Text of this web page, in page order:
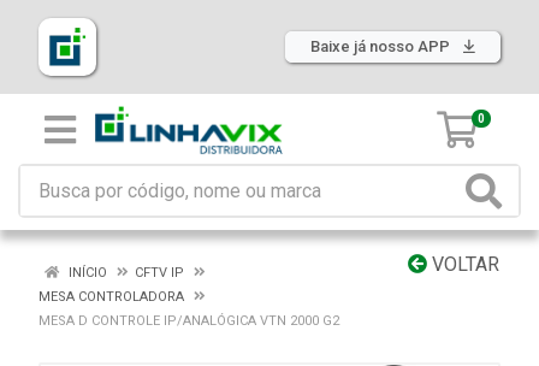
Baixe já nosso APP
0
VOLTAR
INÍCIO
CFTV IP
MESA CONTROLADORA
MESA D CONTROLE IP/ANALÓGICA VTN 2000 G2